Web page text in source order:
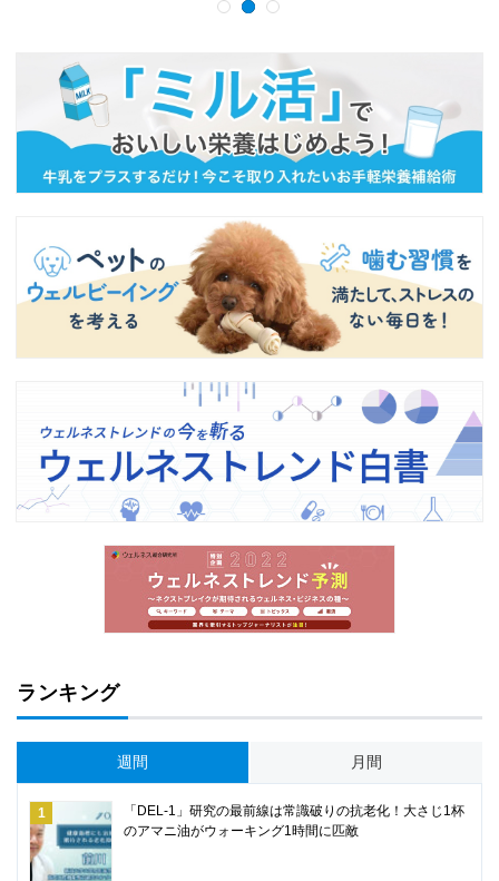
ランキング
週間 月間
「DEL-1」研究の最前線は常識破りの抗老化！大さじ1杯
のアマニ油がウォーキング1時間に匹敵